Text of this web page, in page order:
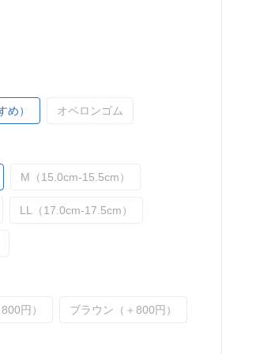
め） オペロンゴム
M（15.0cm-15.5cm）
LL（17.0cm-17.5cm）
円） ブラウン（＋800円）